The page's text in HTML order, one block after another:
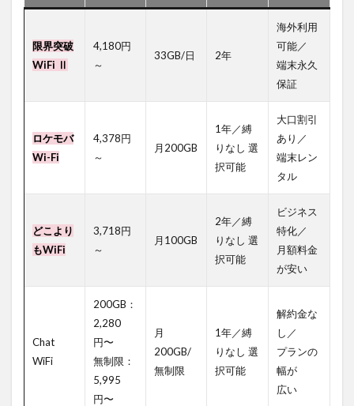
でも途
ラン変
更はで
きます
ビスによ
ります
ン変更や
繁忙期だ
け容量を
増やした
い、支店
の拡大に
伴って端
末を追加
したいと
限界突破
WiFi Ⅱ
4,180円
～
33GB/日 2年
海外利用
可能／
端末永久
保証
ロケモバ
Wi-Fi
4,378円
～
月200GB
1年／縛
りなし 選
択可能
大口割引
あり／
端末レン
タル
どこより
もWiFi
3,718円
～
月100GB
2年／縛
りなし 選
択可能
ビジネス
特化／
月額料金
が安い
Chat
WiFi
200GB：
2,280
円〜
無制限：
5,995
円〜
月
200GB/
無制限
1年／縛
りなし 選
択可能
解約金な
し／
プランの
幅が
広い